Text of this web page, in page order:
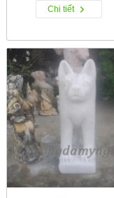
Chi tiết